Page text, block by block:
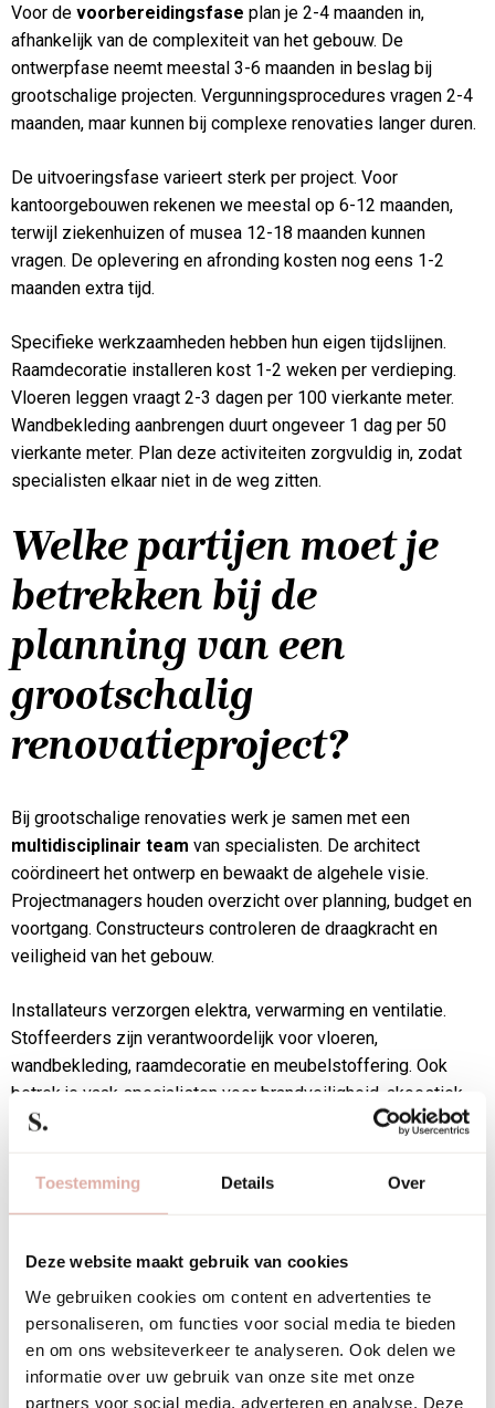
Toestemming Details Over
Deze website maakt gebruik van cookies
We gebruiken cookies om content en advertenties te
personaliseren, om functies voor social media te bieden
en om ons websiteverkeer te analyseren. Ook delen we
informatie over uw gebruik van onze site met onze
partners voor social media, adverteren en analyse. Deze
Voor de voorbereidingsfase plan je 2-4 maanden in,
afhankelijk van de complexiteit van het gebouw. De
ontwerpfase neemt meestal 3-6 maanden in beslag bij
grootschalige projecten. Vergunningsprocedures vragen 2-4
maanden, maar kunnen bij complexe renovaties langer duren.
De uitvoeringsfase varieert sterk per project. Voor
kantoorgebouwen rekenen we meestal op 6-12 maanden,
terwijl ziekenhuizen of musea 12-18 maanden kunnen
vragen. De oplevering en afronding kosten nog eens 1-2
maanden extra tijd.
Specifieke werkzaamheden hebben hun eigen tijdslijnen.
Raamdecoratie installeren kost 1-2 weken per verdieping.
Vloeren leggen vraagt 2-3 dagen per 100 vierkante meter.
Wandbekleding aanbrengen duurt ongeveer 1 dag per 50
vierkante meter. Plan deze activiteiten zorgvuldig in, zodat
specialisten elkaar niet in de weg zitten.
Welke partijen moet je
betrekken bij de
planning van een
grootschalig
renovatieproject?
Bij grootschalige renovaties werk je samen met een
multidisciplinair team van specialisten. De architect
coördineert het ontwerp en bewaakt de algehele visie.
Projectmanagers houden overzicht over planning, budget en
voortgang. Constructeurs controleren de draagkracht en
veiligheid van het gebouw.
Installateurs verzorgen elektra, verwarming en ventilatie.
Stoffeerders zijn verantwoordelijk voor vloeren,
wandbekleding, raamdecoratie en meubelstoffering. Ook
betrek je vaak specialisten voor brandveiligheid, akoestiek
en duurzaamheid.
Het succes hangt af van goede communicatie tussen alle
verantwoordelijk is voor welke onderdelen. Zorg dat iedereen
toegang heeft tot actuele tekeningen en planningen. Start met
een gezamenlijke projectkick-off, waarin alle specialisten
elkaar ontmoeten en de planning doornemen.